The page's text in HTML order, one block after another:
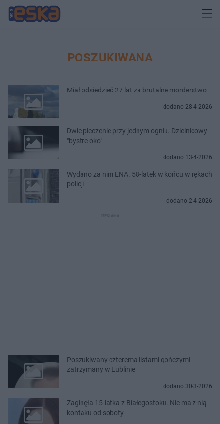
POSZUKIWANA
Miał odsiedzieć 27 lat za brutalne morderstwo
dodano 28-4-2026
Dwie pieczenie przy jednym ogniu. Dzielnicowy
"bystre oko"
dodano 13-4-2026
Wydano za nim ENA. 58-latek w końcu w rękach
policji
dodano 2-4-2026
Poszukiwany czterema listami gończymi
zatrzymany w Lublinie
dodano 30-3-2026
Zaginęła 15-latka z Białegostoku. Nie ma z nią
kontaku od soboty